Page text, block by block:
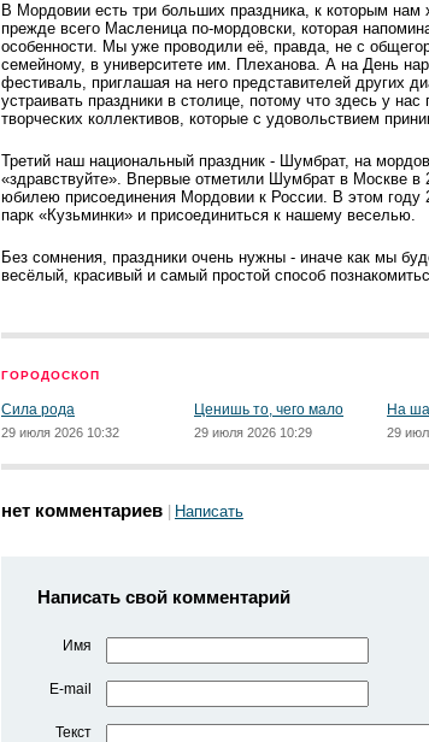
В Мордовии есть три больших праздника, к которым нам
прежде всего Масленица по-мордовски, которая
особенности. Мы уже проводили её, правда, не с
семейному, в университете им. Плеханова. А на День
фестиваль, приглашая на него представителей других
устраивать праздники в столице, потому что здесь у
творческих коллективов, которые с удовольствием
Третий наш национальный праздник - Шумбрат, на
«здравствуйте». Впервые отметили Шумбрат в Москве в
юбилею присоединения Мордовии к России. В этом году
парк «Кузьминки» и присоединиться к нашему веселью.
Без сомнения, праздники очень нужны - иначе как мы
весёлый, красивый и самый простой способ
ГОРОДОСКОП
Сила рода
29 июля 2026 10:32
Ценишь то, чего мало
29 июля 2026 10:29
На
29
нет комментариев Написать
Написать свой комментарий
Имя
E-mail
Текст